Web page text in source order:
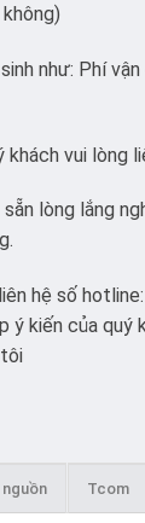
như: Phí
vui lòng
lòng lắng
hệ số
ý kiến của quý
nguồn Tcom